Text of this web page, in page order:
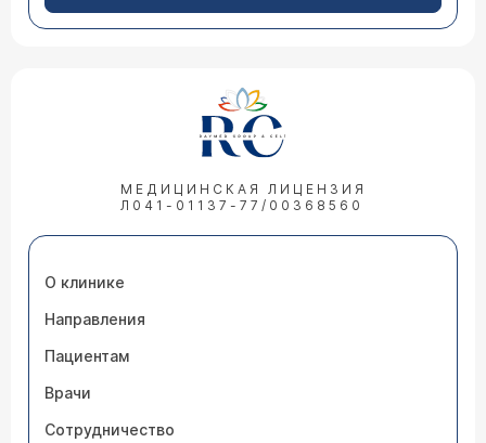
МЕДИЦИНСКАЯ ЛИЦЕНЗИЯ
Л041-01137-77/00368560
О клинике
Направления
Пациентам
Врачи
Сотрудничество